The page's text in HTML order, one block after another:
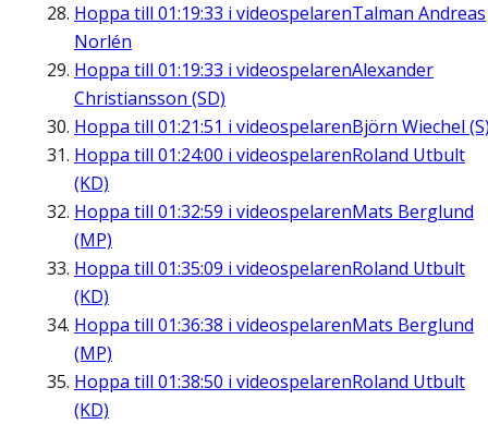
Hoppa till 01:19:33 i videospelarenTalman Andreas
Norlén
Hoppa till 01:19:33 i videospelarenAlexander
Christiansson (SD)
Hoppa till 01:21:51 i videospelarenBjörn Wiechel
Hoppa till 01:24:00 i videospelarenRoland Utbult
(KD)
Hoppa till 01:32:59 i videospelarenMats Berglund
(MP)
Hoppa till 01:35:09 i videospelarenRoland Utbult
(KD)
Hoppa till 01:36:38 i videospelarenMats Berglund
(MP)
Hoppa till 01:38:50 i videospelarenRoland Utbult
(KD)